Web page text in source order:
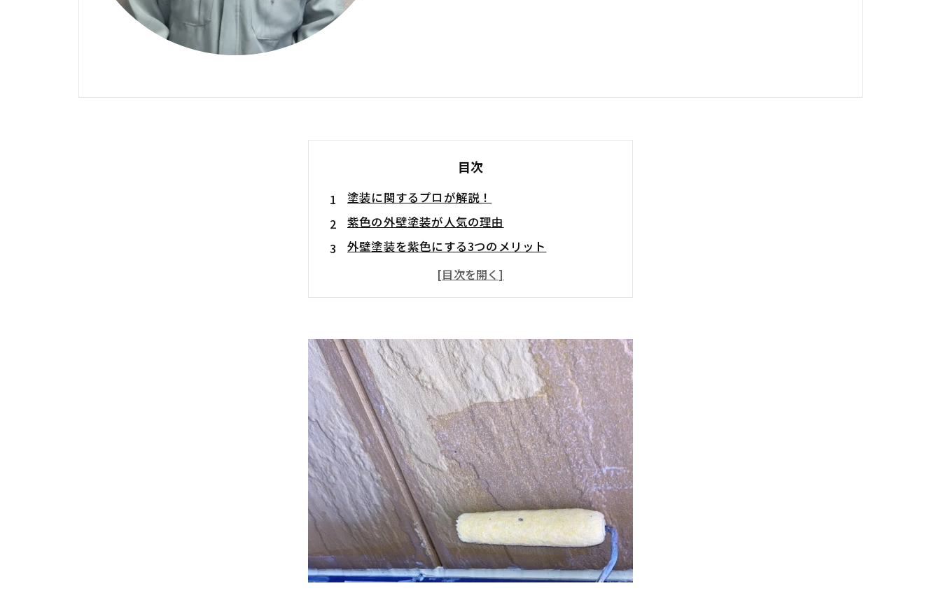
目次
塗装に関するプロが解説！
紫色の外壁塗装が人気の理由
外壁塗装を紫色にする3つのメリット
外壁塗装を紫色にする3つのデメリット
外壁塗装で紫を活かす配色アイデア
赤みの紫×白
アクセントとして使用
失敗したくないなら外壁塗装のプロに相談！
Q＆A（外壁塗装に紫を選ぶときの疑問解消）
まとめ